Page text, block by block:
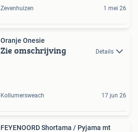
Zevenhuizen 1 mei 26
Oranje Onesie
Zie omschrijving Details
Kollumersweach 17 jun 26
FEYENOORD Shortama / Pyjama mt